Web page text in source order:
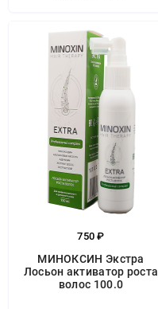
750 ₽
МИНОКСИН Экстра
Лосьон активатор роста
волос 100.0